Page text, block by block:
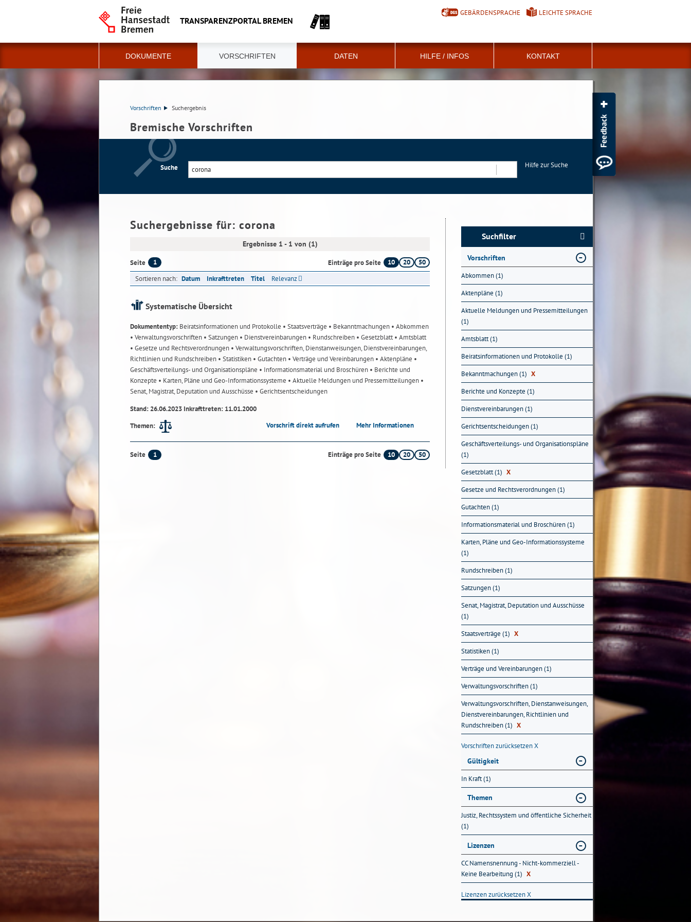
TRANSPARENZPORTAL BREMEN
GEBÄRDENSPRACHE LEICHTE SPRACHE
DOKUMENTE VORSCHRIFTEN DATEN HILFE / INFOS KONTAKT
Vorschriften Suchergebnis
Bremische Vorschriften
Suche
Hilfe zur Suche
Suchergebnisse für: corona
Ergebnisse 1 - 1 von (1)
Seite 1 Einträge pro Seite 10 20
50
Sortieren nach: Datum Inkrafttreten Titel Relevanz
Systematische Übersicht
Dokumententyp: Beiratsinformationen und Protokolle • Staatsverträge • Bekanntmachungen • Abkommen
• Verwaltungsvorschriften • Satzungen • Dienstvereinbarungen • Rundschreiben • Gesetzblatt• Amtsblatt
• Gesetze und Rechtsverordnungen • Verwaltungsvorschriften, Dienstanweisungen, Dienstvereinbarungen,
Richtlinien und Rundschreiben • Statistiken • Gutachten • Verträge und Vereinbarungen • Aktenpläne •
Geschäftsverteilungs- und Organisationspläne • Informationsmaterial und Broschüren • Berichte und
Konzepte • Karten, Pläne und Geo-Informationssysteme • Aktuelle Meldungen und Pressemitteilungen •
Senat, Magistrat, Deputation und Ausschüsse • Gerichtsentscheidungen
Stand: 26.06.2023 Inkrafttreten: 11.01.2000
Themen:
Vorschrift direkt aufrufen Mehr Informationen
Seite 1 Einträge pro Seite 10 20 50
Suchfilter
Vorschriften
Abkommen (1)
Aktenpläne (1)
Aktuelle Meldungen und Pressemitteilungen
(1)
Amtsblatt (1)
Beiratsinformationen und Protokolle (1)
Bekanntmachungen (1) X
Berichte und Konzepte (1)
Dienstvereinbarungen (1)
Gerichtsentscheidungen (1)
Geschäftsverteilungs- und Organisationspläne
(1)
Gesetzblatt (1) X
Gesetze und Rechtsverordnungen (1)
Gutachten (1)
Informationsmaterial und Broschüren (1)
Karten, Pläne und Geo-Informationssysteme
(1)
Rundschreiben (1)
Satzungen (1)
Senat, Magistrat, Deputation und Ausschüsse
(1)
Staatsverträge (1) X
Statistiken (1)
Verträge und Vereinbarungen (1)
Verwaltungsvorschriften (1)
Verwaltungsvorschriften, Dienstanweisungen,
Dienstvereinbarungen, Richtlinien und
Rundschreiben (1) X
Vorschriften zurücksetzenX
Gültigkeit
In Kraft (1)
Themen
Justiz, Rechtssystem und öffentliche Sicherheit
(1)
Lizenzen
CC Namensnennung - Nicht-kommerziell -
Keine Bearbeitung (1) X
Lizenzen zurücksetzenX